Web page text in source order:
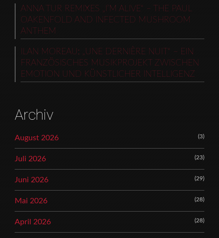
ANNA TUR REMIXES „I’M ALIVE“ – THE PAUL
OAKENFOLD AND INFECTED MUSHROOM
ANTHEM
ILAN MOREAU: „UNE DERNIÈRE NUIT“ – EIN
FRANZÖSISCHES MUSIKPROJEKT ZWISCHEN
EMOTION UND KÜNSTLICHER INTELLIGENZ
Archiv
August 2026 (3)
Juli 2026 (23)
Juni 2026 (29)
Mai 2026 (28)
April 2026 (28)